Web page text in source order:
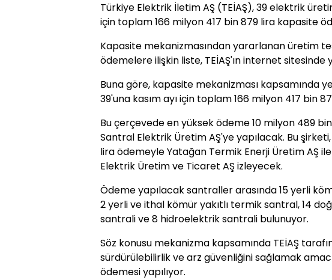
Türkiye Elektrik İletim AŞ (TEİAŞ), 39 elektrik
için toplam 166 milyon 417 bin 879 lira kapasite
Kapasite mekanizmasından yararlanan üretim
ödemelere ilişkin liste, TEİAŞ'ın internet sitesinde
Buna göre, kapasite mekanizması kapsamında
39'una kasım ayı için toplam 166 milyon 417 bin
Bu çerçevede en yüksek ödeme 10 milyon 489
Santral Elektrik Üretim AŞ'ye yapılacak. Bu
lira ödemeyle Yatağan Termik Enerji Üretim AŞ
Elektrik Üretim ve Ticaret AŞ izleyecek.
Ödeme yapılacak santraller arasında 15 yerli
2 yerli ve ithal kömür yakıtlı termik santral, 14
santrali ve 8 hidroelektrik santrali bulunuyor.
Söz konusu mekanizma kapsamında TEİAŞ
sürdürülebilirlik ve arz güvenliğini sağlamak
ödemesi yapılıyor.